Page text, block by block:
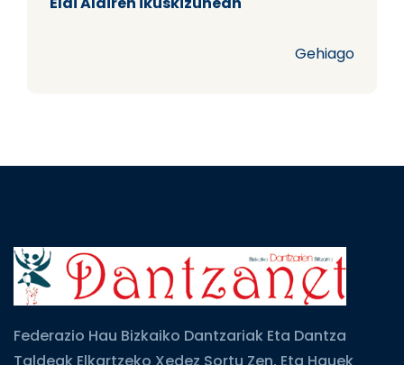
Gehiago
Federazio Hau Bizkaiko Dantzariak Eta Dantza
Taldeak Elkartzeko Xedez Sortu Zen, Eta Hauek